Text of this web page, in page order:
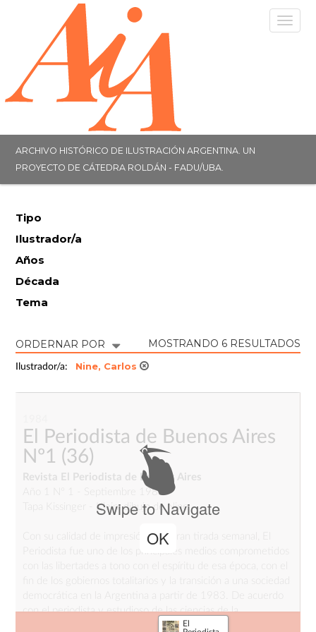
ARCHIVO HISTÓRICO DE ILUSTRACIÓN ARGENTINA. UN
PROYECTO DE CÁTEDRA ROLDÁN - FADU/UBA.
Tipo
Ilustrador/a
Años
Década
Tema
ORDERNAR POR MOSTRANDO 6 RESULTADOS
Ilustrador/a: Nine, Carlos
El Periodista de Buenos Aires
Nº1 (36)
Revista El Periodista de Buenos Aires
Año 1 Nº 1 - Septiembre 1984
Tapa Kissinger - Klein, dibujo de Nine
Con su calidad de impresión y su gran tirada semanal, El
Periodista fue uno de los principales medios comprometidos
con el periodista y estudioso de las ciencias de la
comunicación Carlos Ulanovsky, El Periodista fue desde sus
Swipe to Navigate
OK
El